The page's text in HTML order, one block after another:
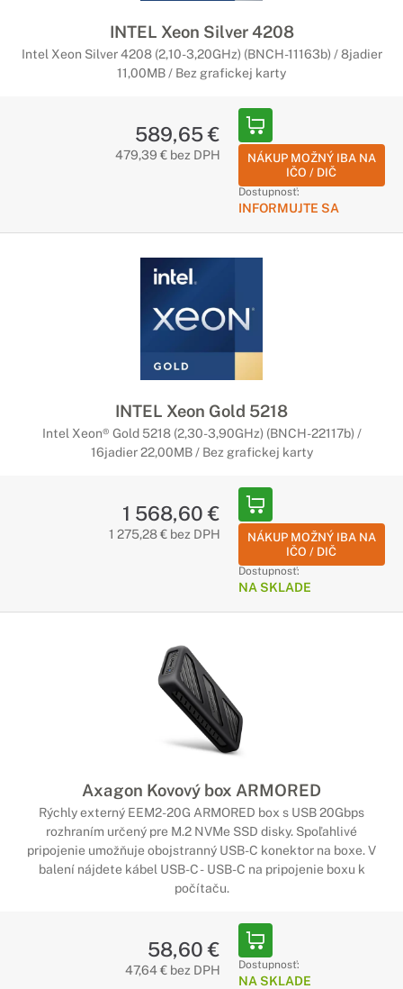
INTEL Xeon Silver 4208
Intel Xeon Silver 4208 (2,10-3,20GHz) (BNCH-11163b) / 8jadier
11,00MB / Bez grafickej karty
589,65 €
479,39 € bez DPH
NÁKUP MOŽNÝ IBA NA
IČO / DIČ
Dostupnosť:
INFORMUJTE SA
INTEL Xeon Gold 5218
Intel Xeon® Gold 5218 (2,30-3,90GHz) (BNCH-22117b) /
16jadier 22,00MB / Bez grafickej karty
1 568,60 €
1 275,28 € bez DPH
NÁKUP MOŽNÝ IBA NA
IČO / DIČ
Dostupnosť:
NA SKLADE
Axagon Kovový box ARMORED
Rýchly externý EEM2-20G ARMORED box s USB 20Gbps
rozhraním určený pre M.2 NVMe SSD disky. Spoľahlivé
pripojenie umožňuje obojstranný USB-C konektor na boxe. V
balení nájdete kábel USB-C - USB-C na pripojenie boxu k
počítaču.
58,60 €
47,64 € bez DPH Dostupnosť:
NA SKLADE